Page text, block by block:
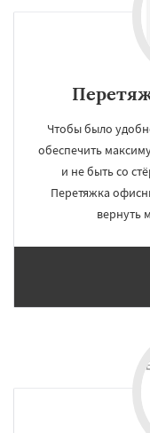
Чтобы было
обеспечить
и не быть со
Перетяжка
вернуть